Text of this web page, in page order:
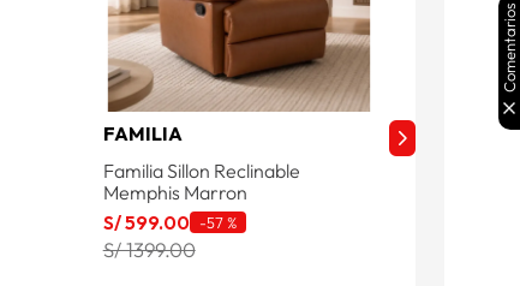
FAMILIA
Familia Sillon Reclinable
Memphis Marron
S/599.00 -57 %
S/ 1399.00
Comentarios